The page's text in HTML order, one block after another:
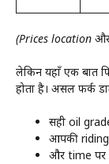
(Prices location
लेकिन यहाँ एक बात
होता है। असल फर्क
सही oil
आपकी
और time पर